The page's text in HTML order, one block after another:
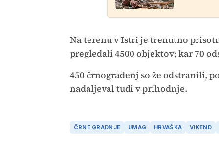
Na terenu v Istri je trenutno
pregledali 4500 objektov; kar 70
450 črnogradenj so že odstranili,
nadaljeval tudi v prihodnje.
ČRNE GRADNJE UMAG HRVAŠKA VIKEND